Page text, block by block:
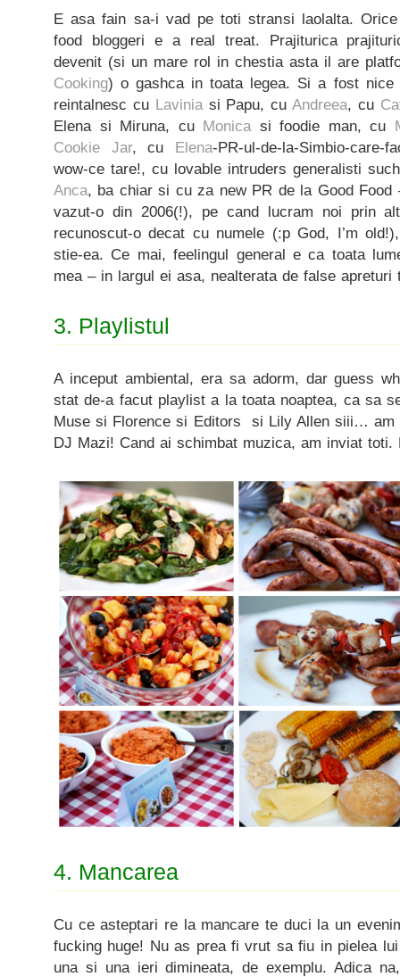
E asa fain sa-i vad pe toti stransi laolalta.
food bloggeri e a real treat. Prajiturica
devenit (si un mare rol in chestia asta il are
Cooking) o gashca in toata legea. Si a fost
reintalnesc cu Laviniasi Papu, cuAndreea, cu
Elena si Miruna, cu Monicasi foodie man, cu
Cookie Jar, cu Elena-PR-ul-de-la-Simbio-care-
wow-ce tare!, cu lovable intruders generalisti
Anca, ba chiar si cu za new PR de la Good Food
vazut-o din 2006(!), pe cand lucram noi prin
recunoscut-o decat cu numele (:p God, I’m
stie-ea. Ce mai, feelingul general e ca toata
mea – in largul ei asa, nealterata de false apreturi
3. Playlistul
A inceput ambiental, era sa adorm, dar guess
stat de-a facut playlist a la toata noaptea, ca sa
Muse si Florence si Editors si Lily Allen siii… am
DJ Mazi! Cand ai schimbat muzica, am inviat toti.
4. Mancarea
Cu ce asteptari re la mancare te duci la un
fucking huge! Nu as prea fi vrut sa fiu in pielea
una si una ieri dimineata, de exemplu. Adica